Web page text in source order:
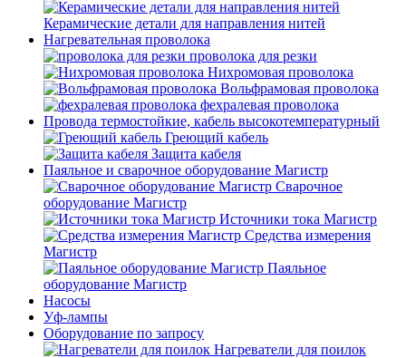
Керамические детали для направления нитей
Нагревательная проволока
проволока для резки
Нихромовая проволока
Вольфрамовая проволока
фехралевая проволока
Провода термостойкие, кабель высокотемпературный
Греющий кабель
Защита кабеля
Паяльное и сварочное оборудование Магистр
Сварочное
оборудование Магистр
Источники тока Магистр
Средства измерения
Магистр
Паяльное
оборудование Магистр
Насосы
Уф-лампы
Оборудование по запросу
Нагреватели для поилок